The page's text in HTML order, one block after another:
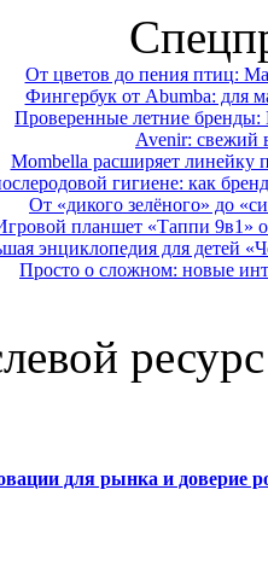
От цветов до пения птиц:
Фингербук от Abumba: для
Проверенные летние
Avenir: свежий
Mombella расширяет линейку
гигиене: как
От «дикого зелёного» до
планшет «Таппи 9в1»
энциклопедия для детей
Просто о сложном: новые
для рынка и доверие